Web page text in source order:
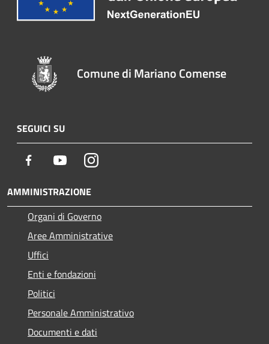
Comune di Mariano Comense
SEGUICI SU
Facebook YoutubeInstagram
AMMINISTRAZIONE
Organi di Governo
Aree Amministrative
Uffici
Enti e fondazioni
Politici
Personale Amministrativo
Documenti e dati